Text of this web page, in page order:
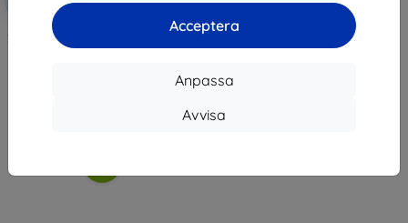
Acceptera
Anpassa
Avvisa
kupong
3mk SilverProtection+ Protective
film for CAT S75